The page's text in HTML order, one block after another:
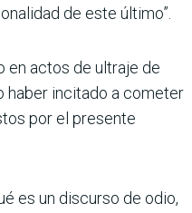
de este último”.
en actos de ultraje de
haber incitado a cometer
por el presente
es un discurso de odio,